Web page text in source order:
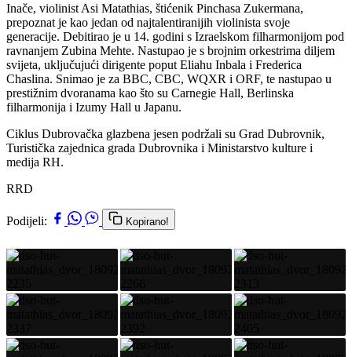
Inače, violinist Asi Matathias, štićenik Pinchasa Zukermana,
prepoznat je kao jedan od najtalentiranijih violinista svoje
generacije. Debitirao je u 14. godini s Izraelskom filharmonijom pod
ravnanjem Zubina Mehte. Nastupao je s brojnim orkestrima diljem
svijeta, uključujući dirigente poput Eliahu Inbala i Frederica
Chaslina. Snimao je za BBC, CBC, WQXR i ORF, te nastupao u
prestižnim dvoranama kao što su Carnegie Hall, Berlinska
filharmonija i Izumy Hall u Japanu.
Ciklus Dubrovačka glazbena jesen podržali su Grad Dubrovnik,
Turistička zajednica grada Dubrovnika i Ministarstvo kulture i
medija RH.
RRD
Podijeli: Kopirano!